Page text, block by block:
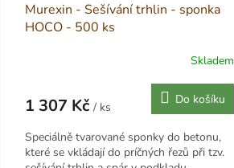
Murexin - Sešívání trhlin - sponka
HOCO - 500 ks
Skladem
1 307 Kč / ks
cena:
Do košíku
Speciálně tvarované sponky do betonu,
které se vkládají do príčných řezů při tzv.